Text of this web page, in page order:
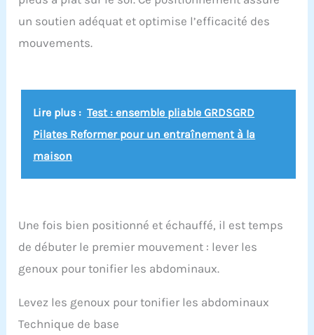
un soutien adéquat et optimise l’efficacité des
mouvements.
Lire plus : Test : ensemble pliable GRDSGRD
Pilates Reformer pour un entraînement à la
maison
Une fois bien positionné et échauffé, il est temps
de débuter le premier mouvement : lever les
genoux pour tonifier les abdominaux.
Levez les genoux pour tonifier les abdominaux
Technique de base